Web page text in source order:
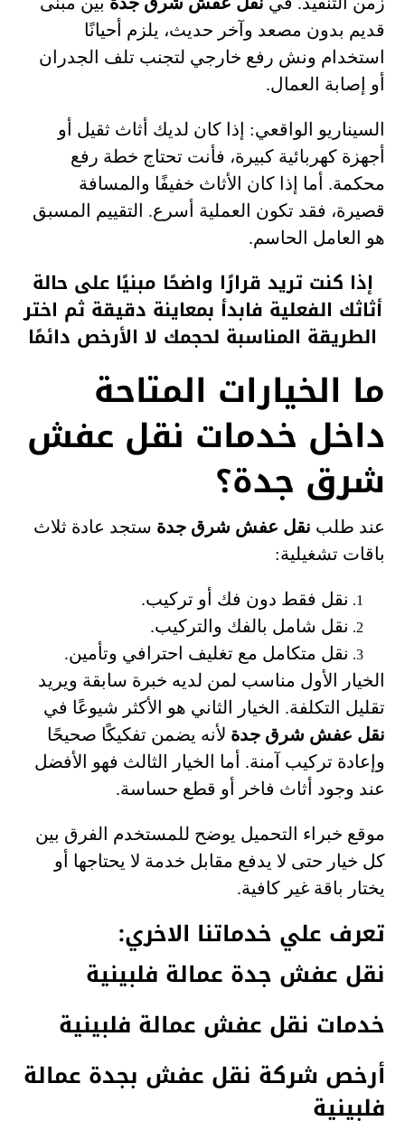
قديم بدون مصعد وآخر حديث، يلزم أحيانًا
استخدام ونش رفع خارجي لتجنب تلف الجدران
أو إصابة العمال.
السيناريو الواقعي: إذا كان لديك أثاث ثقيل أو
أجهزة كهربائية كبيرة، فأنت تحتاج خطة رفع
محكمة. أما إذا كان الأثاث خفيفًا والمسافة
قصيرة، فقد تكون العملية أسرع. التقييم المسبق
هو العامل الحاسم.
إذا كنت تريد قرارًا واضحًا مبنيًا على حالة
أثاثك الفعلية فابدأ بمعاينة دقيقة ثم اختر
الطريقة المناسبة لحجمك لا الأرخص دائمًا
ما الخيارات المتاحة
داخل خدمات نقل عفش
شرق جدة؟
عند طلب نقل عفش شرق جدة ستجد عادة ثلاث
باقات تشغيلية:
نقل فقط دون فك أو تركيب.
نقل شامل بالفك والتركيب.
نقل متكامل مع تغليف احترافي وتأمين.
الخيار الأول مناسب لمن لديه خبرة سابقة ويريد
تقليل التكلفة. الخيار الثاني هو الأكثر شيوعًا في
نقل عفش شرق جدة لأنه يضمن تفكيكًا صحيحًا
وإعادة تركيب آمنة. أما الخيار الثالث فهو الأفضل
عند وجود أثاث فاخر أو قطع حساسة.
موقع خبراء التحميل يوضح للمستخدم الفرق بين
كل خيار حتى لا يدفع مقابل خدمة لا يحتاجها أو
يختار باقة غير كافية.
تعرف علي خدماتنا الاخري:
نقل عفش جدة عمالة فلبينية
خدمات نقل عفش عمالة فلبينية
أرخص شركة نقل عفش بجدة عمالة
فلبينية